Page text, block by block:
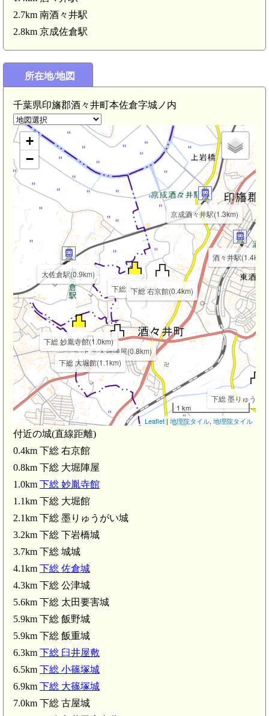
2.7km 南酒々井駅
2.8km 京成佐倉駅
所在地/地図
千葉県印旛郡酒々井町本佐倉字城ノ内
大佐倉駅(0.9km)
京成酒々井駅(1.3km)
酒々井駅(1.4km)
下総 本佐倉城
下総 右京館(0.4km)
下総 大堀陣屋(0.8km)
下総 妙胤寺館(1.0km)
下総 大堀館(1.1km)
下総 墨りゅうが
+
−
1 km
Leaflet|地理院タイル, 地理院タイル
付近の城(直線距離)
0.4km 下総 右京館
0.8km 下総 大堀陣屋
1.0km 下総 妙胤寺館
1.1km 下総 大堀館
2.1km 下総 墨りゅうがい城
3.2km 下総 下岩橋城
3.7km 下総 城城
4.1km 下総 佐倉城
4.3km 下総 公津城
5.6km 下総 太田要害城
5.9km 下総 飯野城
5.9km 下総 飯重城
6.3km 下総 臼井屋敷
6.5km 下総 小篠塚城
6.9km 下総 大篠塚城
7.0km 下総 古屋城